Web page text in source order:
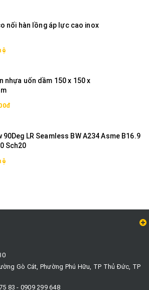
nối hàn lồng áp lực cao inox
nhựa uốn dầm 150 x 150 x
90Deg LR Seamless BW A234 Asme B16.9
Sch20
Gò Cát, Phường Phú Hữu, TP Thủ Đức, TP
83 - 0909 299 648